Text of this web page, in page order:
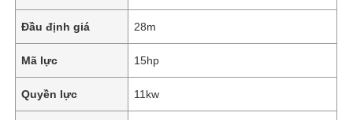
Đầu định giá 28m
Mã lực 15hp
Quyền lực 11kw